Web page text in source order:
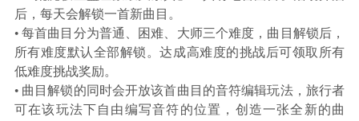
后，每天会解锁一首新曲目。
• 每首曲目分为普通、困难、大师三个难度，曲目解锁后，
所有难度默认全部解锁。达成高难度的挑战后可领取所有
低难度挑战奖励。
• 曲目解锁的同时会开放该首曲目的音符编辑玩法，旅行者
可在该玩法下自由编写音符的位置，创造一张全新的曲